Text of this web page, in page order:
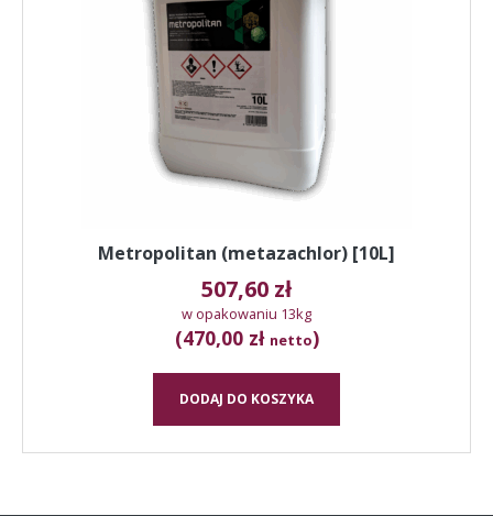
Metropolitan (metazachlor) [10L]
507,60 zł
w opakowaniu 13kg
(470,00 zł netto)
DODAJ DO KOSZYKA